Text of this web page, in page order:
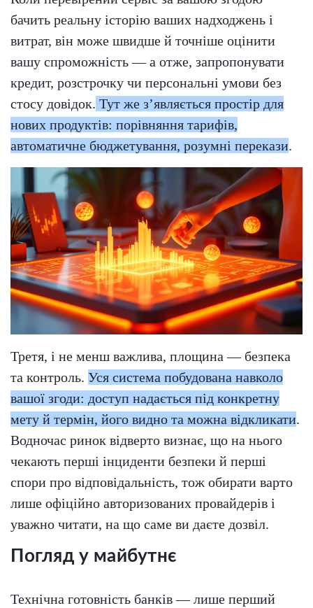
бачить реальну історію ваших надходжень і
витрат, він може швидше й точніше оцінити
вашу спроможність — а отже, запропонувати
кредит, розстрочку чи персональні умови без
стосу довідок. Тут же зʼявляється простір для
нових продуктів: порівняння тарифів,
автоматичне бюджетування, розумні перекази.
Третя, і не менш важлива, площина — безпека
та контроль. Уся система побудована навколо
вашої згоди: доступ надається під конкретну
мету й термін, його видно та можна відкликати.
Водночас ринок відверто визнає, що на нього
чекають перші інциденти безпеки й перші
спори про відповідальність, тож обирати варто
лише офіційно авторизованих провайдерів і
уважно читати, на що саме ви даєте дозвіл.
Погляд у майбутнє
Технічна готовність банків — лише перший